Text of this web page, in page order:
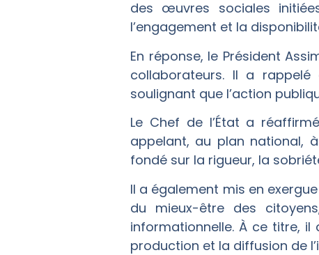
des œuvres sociales
l’engagement et la
En réponse, le Président
collaborateurs. Il a
soulignant que l’action
Le Chef de l’État a
appelant, au plan national,
fondé sur la rigueur, la
Il a également mis en
du mieux-être des
informationnelle. À ce titre,
production et la diffusion de